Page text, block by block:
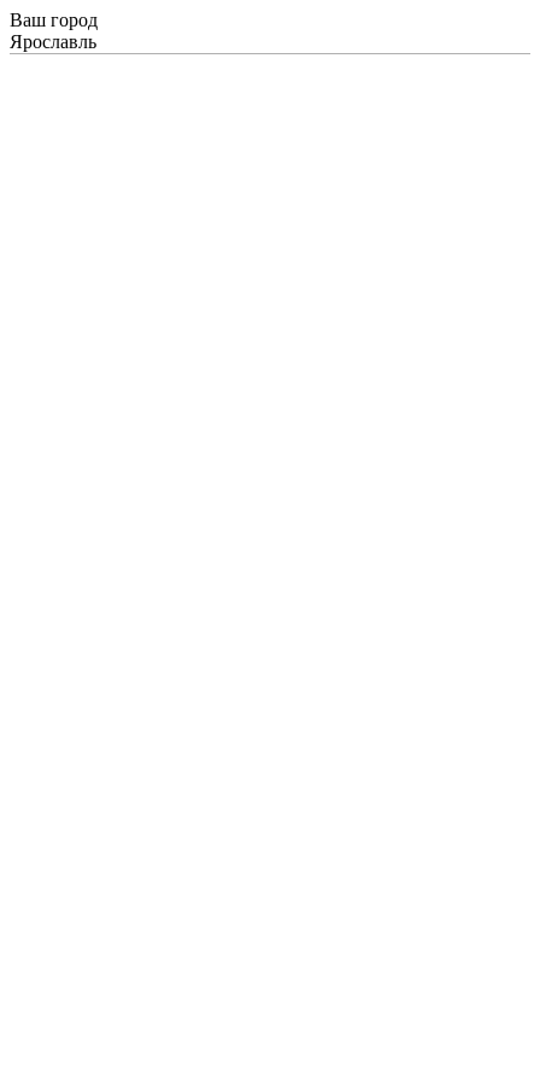
Ваш город
Ярославль